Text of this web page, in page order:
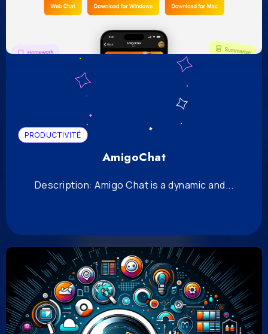
PRODUCTIVITÉ
AmigoChat
Description: Amigo Chat is a dynamic and...